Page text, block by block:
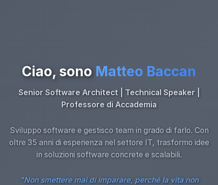
Ciao, sono Matteo Baccan
Senior Software Architect | Technical Speaker |
Professore di Accademia
Sviluppo software e gestisco team in grado di farlo. Con
oltre 35 anni di esperienza nel settore IT, trasformo idee
in soluzioni software concrete e scalabili.
"Non smettere mai di imparare, perché la vita non